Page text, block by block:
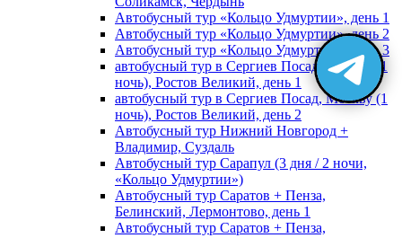
Автобусный тур «Кольцо Удмуртии», день 1
Автобусный тур «Кольцо Удмуртии», день 2
Автобусный тур «Кольцо Удмуртии», день 3
автобусный тур в Сергиев Посад, Москву (1
ночь), Ростов Великий, день 1
автобусный тур в Сергиев Посад, Москву (1
ночь), Ростов Великий, день 2
Автобусный тур Нижний Новгород +
Владимир, Суздаль
Автобусный тур Сарапул (3 дня / 2 ночи,
«Кольцо Удмуртии»)
Автобусный тур Саратов + Пенза,
Белинский, Лермонтово, день 1
Автобусный тур Саратов + Пенза,